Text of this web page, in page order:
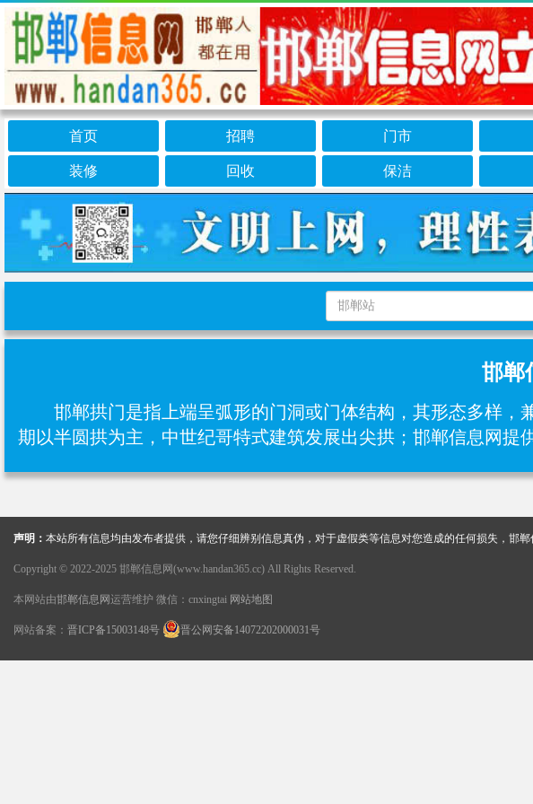
首页 招聘 门市
装修 回收 保洁
邯郸
邯郸拱门是指上端呈弧形的门洞或门体结构，其形态多样
期以半圆拱为主，中世纪哥特式建筑发展出尖拱；邯郸信息网提
声明： 本站所有信息均由发布者提供，请您仔细辨别信息真伪，对于虚假类等信息对您造成的任何损失，邯郸
Copyright © 2022-2025 邯郸信息网(www.handan365.cc) All Rights Reserved.
本网站由邯郸信息网运营维护 微信：cnxingtai 网站地图
网站备案： 晋ICP备15003148号 晋公网安备14072202000031号